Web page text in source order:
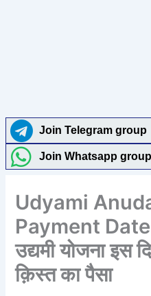
Join Telegram group
Join Whatsapp group
Udyami
Payment Date |
उद्यमी योजना इस
क़िस्त का पैसा